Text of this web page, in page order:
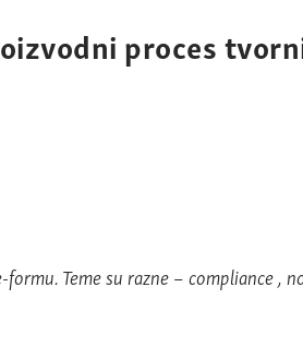
proces
Teme su razne – compliance ,